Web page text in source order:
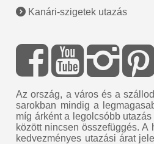
Kanári-szigetek utazás
Az ország, a város és a
sarokban mindig a
míg árként a legolcsóbb
között nincsen összefüggés.
kedvezményes utazási árat